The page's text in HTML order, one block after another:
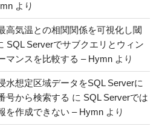
より
高気温との相関関係を可視化し閾
SQL Serverでサブクエリとウィン
マンスを比較する – Hymn より
水想定区域データをSQL Serverに
号から検索する に SQL Serverでは
を作成できない – Hymn より